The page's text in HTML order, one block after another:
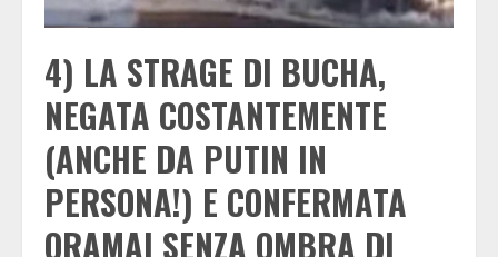
4) LA STRAGE DI BUCHA,
NEGATA COSTANTEMENTE
(ANCHE DA PUTIN IN
PERSONA!) E CONFERMATA
ORAMAI SENZA OMBRA DI